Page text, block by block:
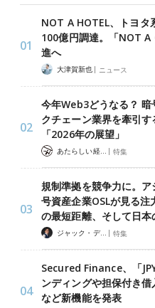
NOT A HOTEL、トヨタ
100億円調達。「NOT A
進へ
大津賀新也 | ニュース
今年Web3どうなる？ 暗
クチェーン業界を牽引
「2026年の展望」
あたらしい経済 編集部 | 特集
規制準拠を競争力に。
号資産企業OSLが見る注
の最短距離、そして日
ジャック・デロン（Jack Derong） | 特集
Secured Finance、「
ンディングや担保付き
など新機能を発表